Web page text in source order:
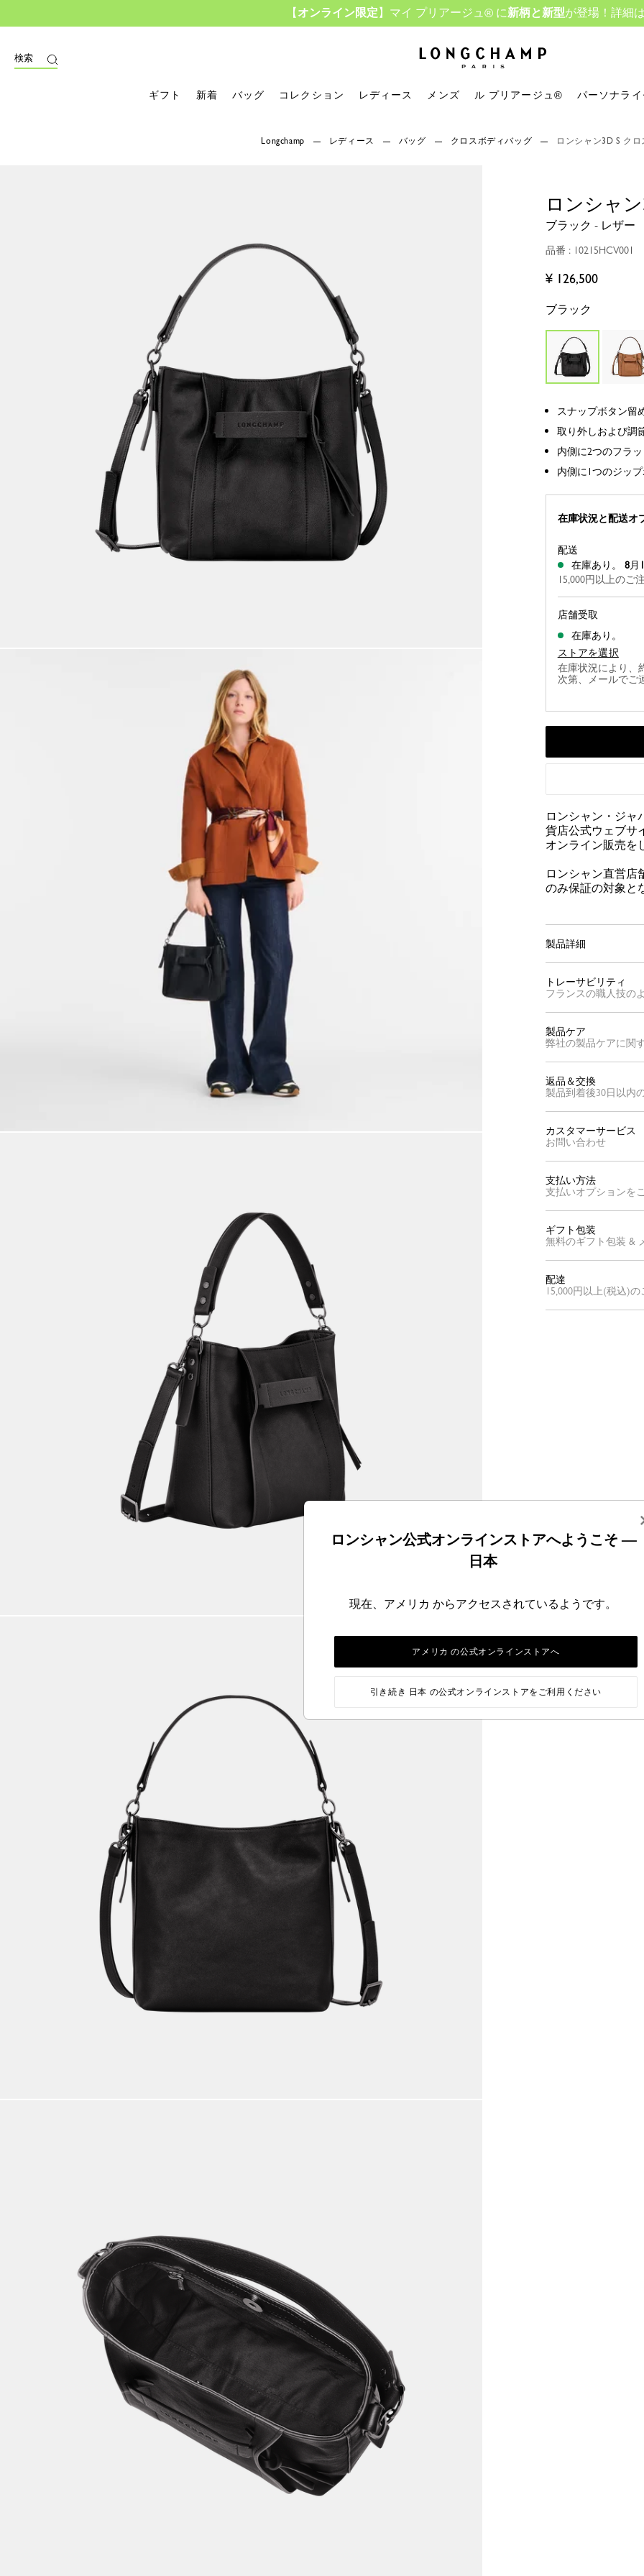
【オンライン限定】マイ プリアージュ® に新柄と新型が登場！詳細は
検索
ギフト 新着 バッグ コレクション レディース メンズ ル プリアージュ® パーソナラ
Longchamp レディース バッグ クロスボディバッグ ロンシャン3D S ク
ロンシャ
ブラック - レザー
品番 : 10215HCV001
¥ 126,500
ブラック
スナップボタン留
取り外しおよび調
内側に2つのフラ
内側に1つのジッ
在庫状況と配送オ
店舗受取
在庫あり。
ストアを選択
在庫状況により、
次第、メールでご
配送
在庫あり。
8月
15,000円以上のご
ロンシャン・ジャ
貨店公式ウェブサ
オンライン販売を
ロンシャン直営店
のみ保証の対象と
製品詳細
トレーサビリティ
フランスの職人技の
製品ケア
弊社の製品ケアに関
返品＆交換
製品到着後30日以内
カスタマーサービス
お問い合わせ
支払い方法
支払いオプションを
ギフト包装
無料のギフト包装 &
配達
15,000円以上(税込)
ロンシャン公式オンラインストアへようこそ —
日本
現在、アメリカ からアクセスされているようです。
アメリカ の公式オンラインストアへ
引き続き 日本 の公式オンラインストアをご利用ください